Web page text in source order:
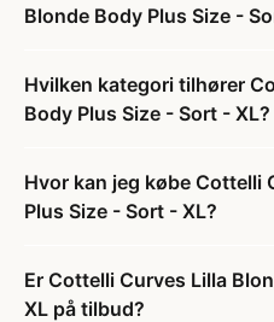
Blonde Body Plus Size -
Hvilken kategori tilhører
Body Plus Size - Sort - XL?
Hvor kan jeg købe Cottelli
Plus Size - Sort - XL?
Er Cottelli Curves Lilla
XL på tilbud?